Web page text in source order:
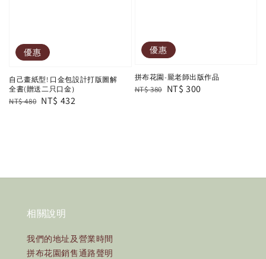
優惠
自己畫紙型! 口金包設計打版圖解
全書(贈送二只口金）
Regular
NT$ 480 Sale
NT$ 432
優惠
拼布花園-龎老師出版作品
Regular
NT$ 380 Sale
NT$ 300
相關說明
我們的地址及營業時間
拼布花園銷售通路聲明